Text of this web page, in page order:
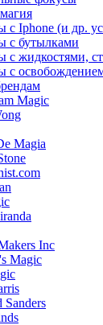
с Iphone (и др.
с бутылками
с жидкостями,
с
Magic
Magia
Inc
Magic
Sanders